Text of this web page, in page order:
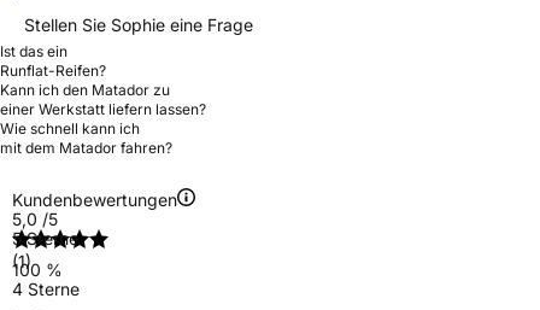
Stellen Sie Sophie eine Frage
Ist das ein
Runflat-Reifen?
Kann ich den Matador zu
einer Werkstatt liefern lassen?
Wie schnell kann ich
mit dem Matador fahren?
Kundenbewertungen
5,0 /5
(1)
5 Sterne
100 %
4 Sterne